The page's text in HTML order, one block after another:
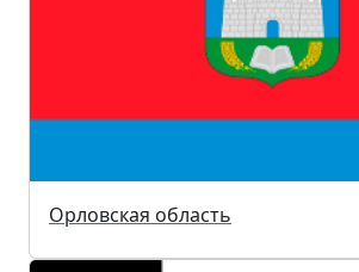
Орловская область